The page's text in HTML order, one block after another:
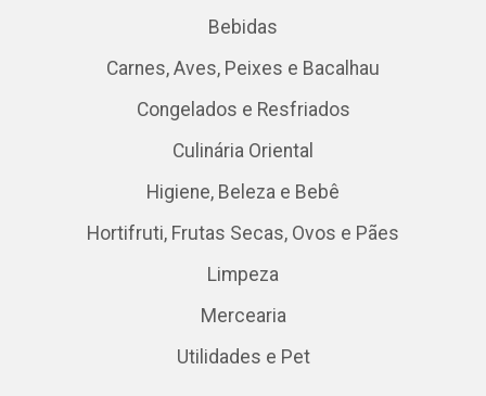
Bebidas
Carnes, Aves, Peixes e Bacalhau
Congelados e Resfriados
Culinária Oriental
Higiene, Beleza e Bebê
Hortifruti, Frutas Secas, Ovos e Pães
Limpeza
Mercearia
Utilidades e Pet